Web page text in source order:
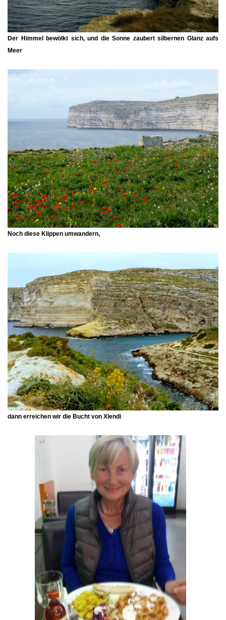
Der Himmel bewölkt sich, und die Sonne zaubert silbernen Glanz aufs
Meer
Noch diese Klippen umwandern,
dann erreichen wir die Bucht von Xlendi